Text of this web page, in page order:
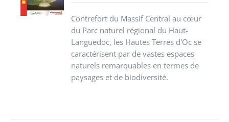
DÉTAILS
Contrefort du Massif Central au cœur
du Parc naturel régional du Haut-
Languedoc, les Hautes Terres d'Oc se
caractérisent par de vastes espaces
naturels remarquables en termes de
paysages et de biodiversité.